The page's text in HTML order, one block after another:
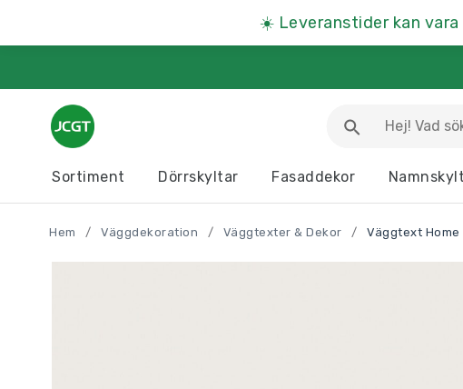
☀️ Leveranstider kan
Sortiment
Informationstavlor
Kartor
Dörrskyltar Fasaddekor
Hem / Väggdekoration / Väggtexter & Dekor / Väggtext